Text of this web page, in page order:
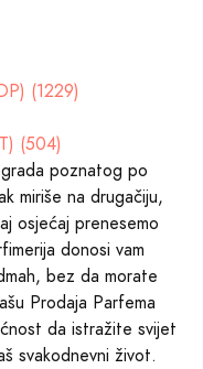
(1229)
(504)
poznatog po
miriše na drugačiju,
osjećaj prenesemo
donosi vam
bez da morate
Prodaja Parfema
da istražite svijet
svakodnevni život.